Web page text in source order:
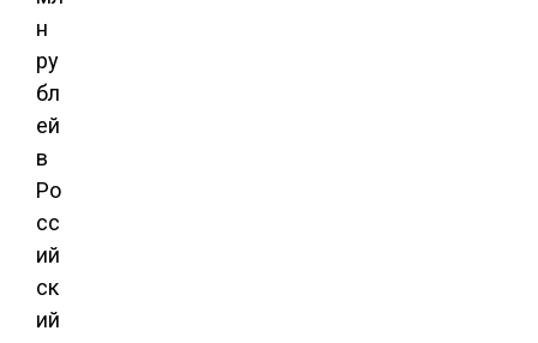
н
ру
бл
ей
в
Ро
сс
ий
ск
ий